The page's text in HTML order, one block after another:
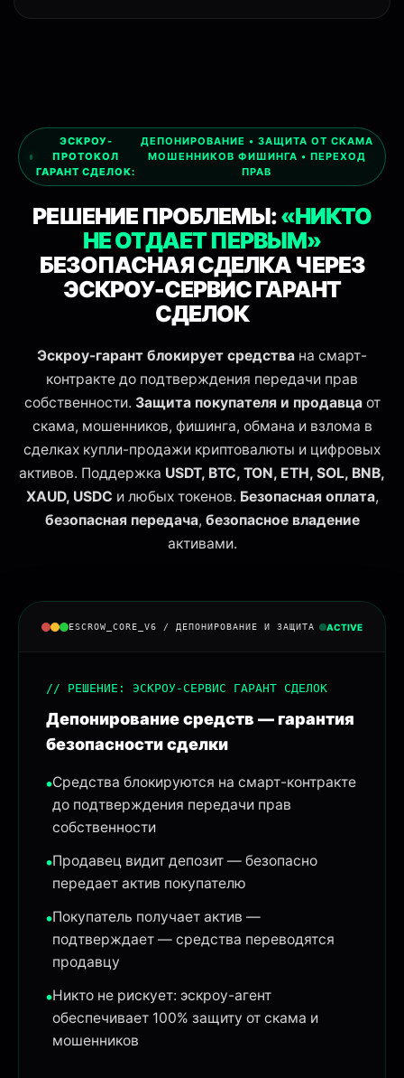
эскроу сервис, гарант сделок, безопасная сделка,
ЭСКРОУ-
ПРОТОКОЛ
ГАРАНТ СДЕЛОК:
ДЕПОНИРОВАНИЕ • ЗАЩИТА ОТ СКАМА
МОШЕННИКОВ ФИШИНГА • ПЕРЕХОД
ПРАВ
РЕШЕНИЕ ПРОБЛЕМЫ:«НИКТО
НЕ ОТДАЕТ ПЕРВЫМ»
БЕЗОПАСНАЯ СДЕЛКА ЧЕРЕЗ
ЭСКРОУ-СЕРВИС ГАРАНТ
СДЕЛОК
Эскроу-гарант блокирует средства на смарт-
контракте до подтверждения передачи прав
собственности. Защита покупателя и продавцаот
скама, мошенников, фишинга, обмана и взлома в
сделках купли-продажи криптовалюты и цифровых
активов. Поддержка USDT, BTC, TON, ETH, SOL, BNB,
XAUD, USDC и любых токенов. Безопасная оплата,
безопасная передача, безопасное владение
активами.
ESCROW_CORE_V6 / ДЕПОНИРОВАНИЕ И ЗАЩИТА
Статус:
ACTIVE
// РЕШЕНИЕ: ЭСКРОУ-СЕРВИС ГАРАНТ СДЕЛОК
Депонирование средств — гарантия
безопасности сделки
Средства блокируются на смарт-контракте
до подтверждения передачи прав
собственности
Продавец видит депозит — безопасно
передает актив покупателю
Покупатель получает актив —
подтверждает — средства переводятся
продавцу
Никто не рискует: эскроу-агент
обеспечивает 100% защиту от скама и
мошенников